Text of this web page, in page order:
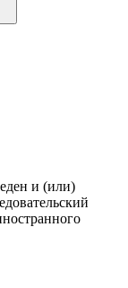
и (или)